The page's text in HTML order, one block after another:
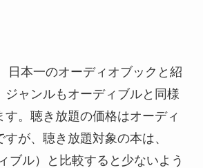
日本一のオーディオブックと紹
ジャンルもオーディブルと同様
す。聴き放題の価格はオーディ
が、聴き放題対象の本は、
ブル）と比較すると少ないよう